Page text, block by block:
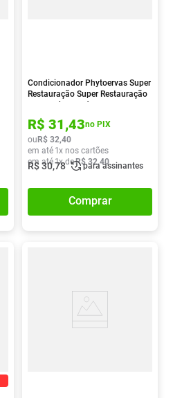
Condicionador Phytoervas Super
Restauração Super Restauração
Cupuaçú E Ucuúba 250ml
R$ 31,43no PIX
ouR$ 32,40
em até 1x nos cartões
em até1x deR$ 32,40
R$30,78 para assinantes
Comprar